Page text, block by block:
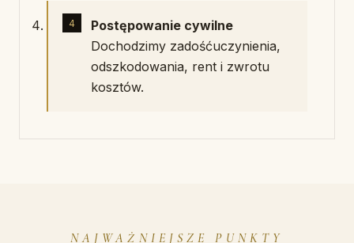
Postępowanie cywilne
Dochodzimy zadośćuczynienia,
odszkodowania, rent i zwrotu
kosztów.
NAJWAŻNIEJSZE PUNKTY